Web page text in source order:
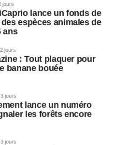
jours
lance un fonds de
espèces animales de
ans
jours
: Tout plaquer pour
banane bouée
jours
lance un numéro
les forêts encore
jours